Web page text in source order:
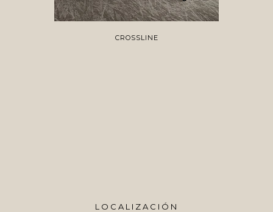
CROSSLINE
LOCALIZACIÓN